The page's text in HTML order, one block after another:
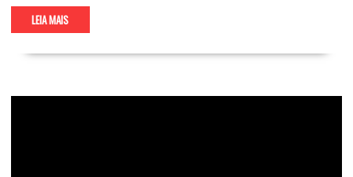
LEIA MAIS